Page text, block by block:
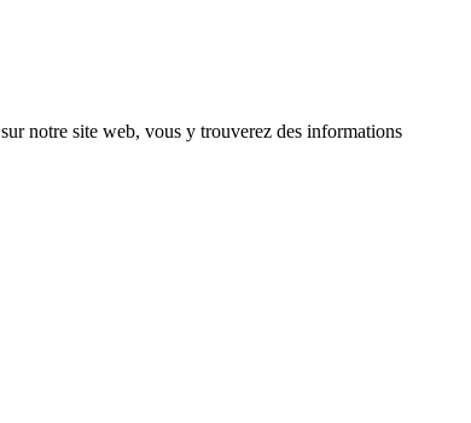
sur notre site web, vous y trouverez des informations